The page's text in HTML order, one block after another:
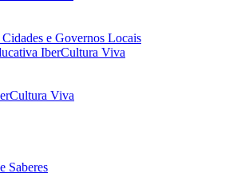
Cidades e Governos Locais
IberCultura Viva
Viva
Saberes